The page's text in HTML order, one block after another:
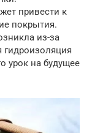
привести к
покрытия.
из-за
гидроизоляция
урок на будущее